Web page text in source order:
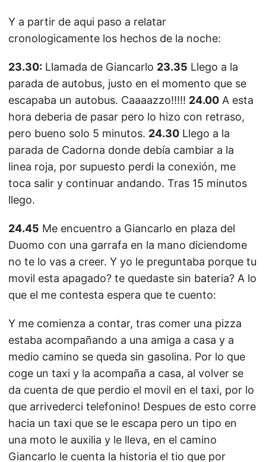
Y a partir de aqui paso a relatar
cronologicamente los hechos de la noche:
23.30: Llamada de Giancarlo 23.35 Llego a la
parada de autobus, justo en el momento que se
escapaba un autobus. Caaaazzo!!!!! 24.00 A esta
hora deberia de pasar pero lo hizo con retraso,
pero bueno solo 5 minutos. 24.30 Llego a la
parada de Cadorna donde debía cambiar a la
linea roja, por supuesto perdi la conexión, me
toca salir y continuar andando. Tras 15 minutos
llego.
24.45 Me encuentro a Giancarlo en plaza del
Duomo con una garrafa en la mano diciendome
no te lo vas a creer. Y yo le preguntaba porque tu
movil esta apagado? te quedaste sin bateria? A lo
que el me contesta espera que te cuento:
Y me comienza a contar, tras comer una pizza
estaba acompañando a una amiga a casa y a
medio camino se queda sin gasolina. Por lo que
coge un taxi y la acompaña a casa, al volver se
da cuenta de que perdio el movil en el taxi, por lo
que arrivederci telefonino! Despues de esto corre
hacia un taxi que se le escapa pero un tipo en
una moto le auxilia y le lleva, en el camino
Giancarlo le cuenta la historia el tio que por